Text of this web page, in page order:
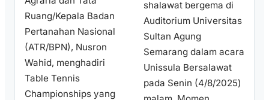
Ruang/Kepala Badan
Pertanahan Nasional
(ATR/BPN), Nusron
Wahid, menghadiri
Table Tennis
Championships yang
shalawat bergema di
Auditorium Universitas
Sultan Agung
Semarang dalam acara
Unissula Bersalawat
pada Senin (4/8/2025)